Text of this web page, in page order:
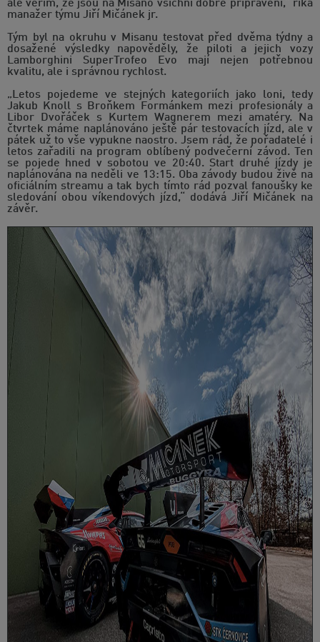
ale věřím, že jsou na Misano všichni dobře připraveni,“ říká
manažer týmu Jiří Mičánek jr.
Tým byl na okruhu v Misanu testovat před dvěma týdny a
dosažené výsledky napověděly, že piloti a jejich vozy
Lamborghini SuperTrofeo Evo mají nejen potřebnou
kvalitu, ale i správnou rychlost.
„Letos pojedeme ve stejných kategoriích jako loni, tedy
Jakub Knoll s Broňkem Formánkem mezi profesionály a
Libor Dvořáček s Kurtem Wagnerem mezi amatéry. Na
čtvrtek máme naplánováno ještě pár testovacích jízd, ale v
pátek už to vše vypukne naostro. Jsem rád, že pořadatelé i
letos zařadili na program oblíbený podvečerní závod. Ten
se pojede hned v sobotou ve 20:40. Start druhé jízdy je
naplánována na neděli ve 13:15. Oba závody budou živě na
oficiálním streamu a tak bych tímto rád pozval fanoušky ke
sledování obou víkendových jízd,“ dodává Jiří Mičánek na
závěr.